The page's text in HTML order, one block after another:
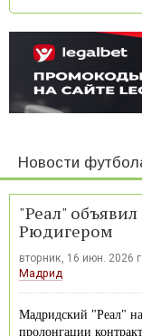
Новости
"Реал"
Рюдигером
вторник, 16 июн. 2026
Мадрид
Мадридский "Реал"
пролонгации